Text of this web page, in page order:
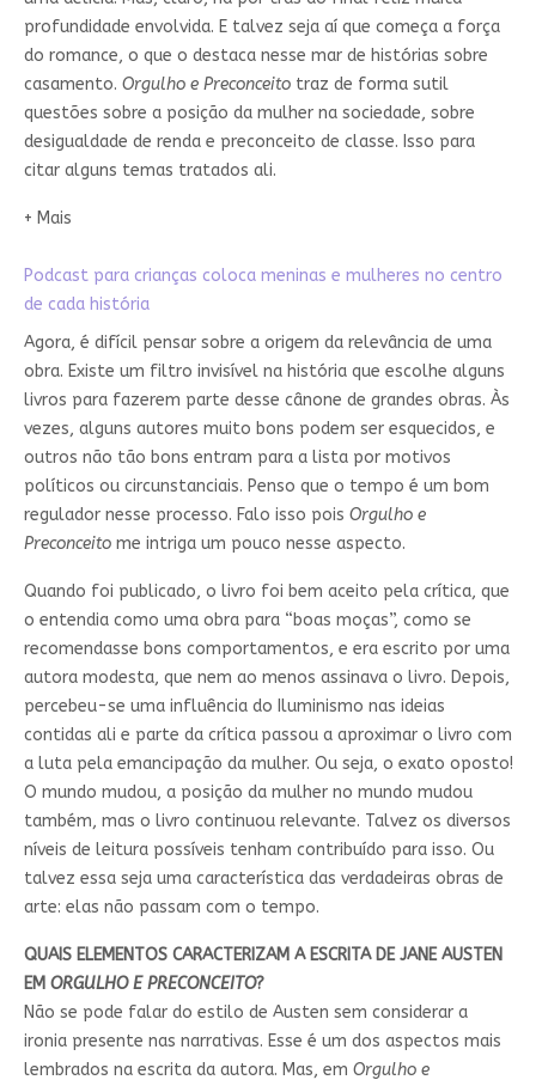
profundidade envolvida. E talvez seja aí que começa a força
do romance, o que o destaca nesse mar de histórias sobre
casamento. Orgulho e Preconceitotraz de forma sutil
questões sobre a posição da mulher na sociedade, sobre
desigualdade de renda e preconceito de classe. Isso para
citar alguns temas tratados ali.
+ Mais
Podcast para crianças coloca meninas e mulheres no centro
de cada história
Agora, é difícil pensar sobre a origem da relevância de uma
obra. Existe um filtro invisível na história que escolhe alguns
livros para fazerem parte desse cânone de grandes obras. Às
vezes, alguns autores muito bons podem ser esquecidos, e
outros não tão bons entram para a lista por motivos
políticos ou circunstanciais. Penso que o tempo é um bom
regulador nesse processo. Falo isso pois Orgulho e
Preconceitome intriga um pouco nesse aspecto.
Quando foi publicado, o livro foi bem aceito pela crítica, que
o entendia como uma obra para “boas moças”, como se
recomendasse bons comportamentos, e era escrito por uma
autora modesta, que nem ao menos assinava o livro. Depois,
percebeu-se uma influência do Iluminismo nas ideias
contidas ali e parte da crítica passou a aproximar o livro com
a luta pela emancipação da mulher. Ou seja, o exato oposto!
O mundo mudou, a posição da mulher no mundo mudou
também, mas o livro continuou relevante. Talvez os diversos
níveis de leitura possíveis tenham contribuído para isso. Ou
talvez essa seja uma característica das verdadeiras obras de
arte: elas não passam com o tempo.
QUAIS ELEMENTOS CARACTERIZAM A ESCRITA DE JANE AUSTEN
EM ORGULHO E PRECONCEITO?
Não se pode falar do estilo de Austen sem considerar a
ironia presente nas narrativas. Esse é um dos aspectos mais
lembrados na escrita da autora. Mas, em Orgulho e